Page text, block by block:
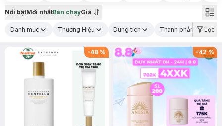
Nổi bậtMới nhấtBán chạyGiá
Danh mục Thương Hiệu Dung tích Thành phần nổi bật
Lọc
-48 % -42%